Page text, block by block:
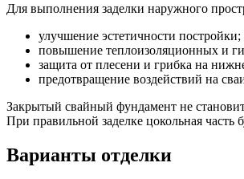
Для выполнения заделки наружного
улучшение эстетичности постройки;
повышение теплоизоляционных и
защита от плесени и грибка на
предотвращение воздействий на
Закрытый свайный фундамент не
При правильной заделке цокольная часть
Варианты отделки